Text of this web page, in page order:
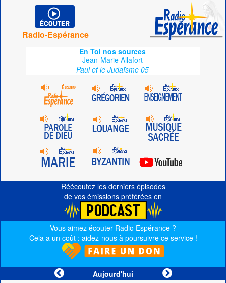
Radio-Espérance
En Toi nos sources
Jean-Marie Allafort
Paul et le Judaïsme 05
Réécoutez les derniers épisodes
de vos émissions préférées en
Vous aimez écouter Radio Espérance ?
Cela a un coût : aidez-nous à poursuivre ce service !
Aujourd'hui